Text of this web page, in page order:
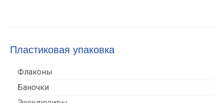
Пластиковая упаковка
Флаконы
Баночки